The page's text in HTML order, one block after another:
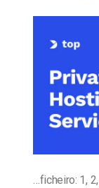
…ficheiro: 1,